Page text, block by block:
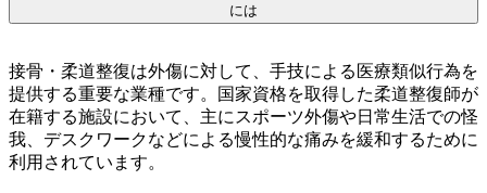
には
接骨・柔道整復は外傷に対して、手技による医療類似行為を
提供する重要な業種です。国家資格を取得した柔道整復師が
在籍する施設において、主にスポーツ外傷や日常生活での怪
我、デスクワークなどによる慢性的な痛みを緩和するために
利用されています。